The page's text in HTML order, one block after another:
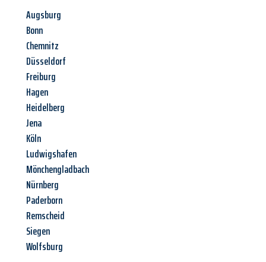
Augsburg
Bonn
Chemnitz
Düsseldorf
Freiburg
Hagen
Heidelberg
Jena
Köln
Ludwigshafen
Mönchengladbach
Nürnberg
Paderborn
Remscheid
Siegen
Wolfsburg